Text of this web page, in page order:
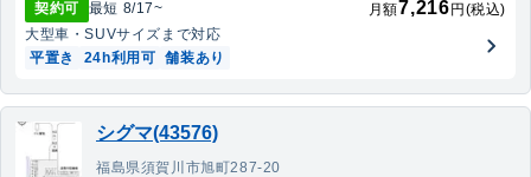
契約可 最短 8/17~ 月額7,216 円(税込)
大型車・SUVサイズまで対応
平置き
24h利用可 舗装あり
シグマ(43576)
福島県須賀川市旭町287-20